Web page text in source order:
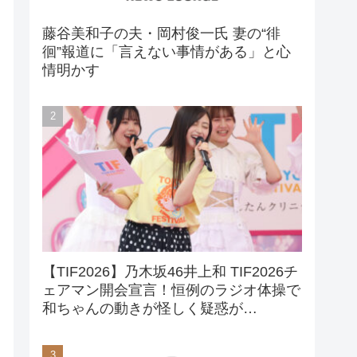
藤谷美和子の夫・岡村俊一氏 妻の“徘
徊”報道に「言えない事情がある」と心
情明かす
【TIF2026】乃木坂46井上和 TIF2026チ
ェアマン開会宣言！恒例のラジオ体操で
和ちゃんの動きが怪しく疑惑が…